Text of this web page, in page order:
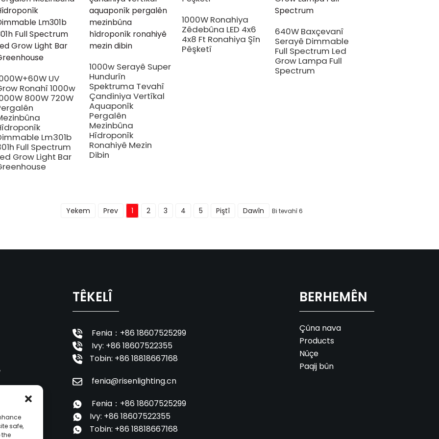
UV
Ronahî 1000w
800W 720W
Lm301b
Full Spectrum
Grow Light Bar
1000w Serayê Super
Hundurîn
Spektruma Tevahî
Çandiniya Vertîkal
Aquaponîk
Pergalên
Mezinbûna
Hîdroponîk
Ronahiyê Mezin
Dibin
1000W Ronahiya
Zêdebûna LED 4x6
4x8 Ft Ronahiya Şîn
Pêşketî
640W Baxçevanî
Serayê Dimmable
Full Spectrum Led
Grow Lampa Full
Spectrum
Yekem Prev 1 2 3 4 5 Piştî Dawîn Bi tevahî 6
TÊKELÎ
Fenia：+86 18607525299
Ivy: +86 18607522355
Tobin: +86 18818667168
fenia@risenlighting.cn
Fenia：+86 18607525299
Ivy: +86 18607522355
Tobin: +86 18818667168
BERHEMÊN
Çûna nava
Products
Nûçe
Paqij bûn
safe,
the